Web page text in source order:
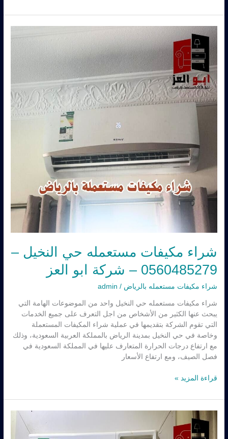
شراء مكيفات مستعمله حي النخيل –
0560485279 – شركة ابو العز
شراء مكيفات مستعمله بالرياض /
admin
شراء مكيفات مستعمله حي النخيل واحد من الموضوعات الهامة التي
يبحث عنها الكثير من الأشخاص من اجل التعرف على جميع الخدمات
التي تقوم الشركة بتقديمها في عملية شراء المكيفات المستعملة
وخاصة في حي النخيل بمدينة الرياض بالمملكة العربية السعودية، وذلك
مع ارتفاع درجات الحرارة المتعارف عليها في المملكة السعودية في
فصل الصيف، ومع ارتفاع الأسعار
شراء
مكيفات
مستعمله
النخيل
–
0560485279
–
قراءة المزيد »
مكيفات
مستعملة